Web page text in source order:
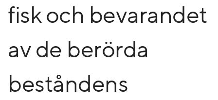
fisk och bevarandet
av de berörda
beståndens